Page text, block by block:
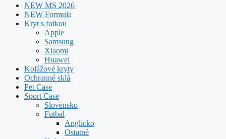
NEW MS 2026
NEW Formula
Kryt s fotkou
Apple
Samsung
Xiaomi
Huawei
Kolážové kryty
Ochranné sklá
Pet Case
Sport Case
Slovensko
Futbal
Anglicko
Ostatné